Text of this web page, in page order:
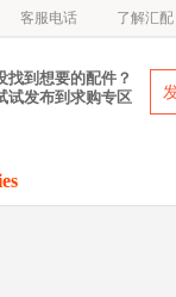
客服电话 了解汇配
找到想要的配件？
试发布到求购专区